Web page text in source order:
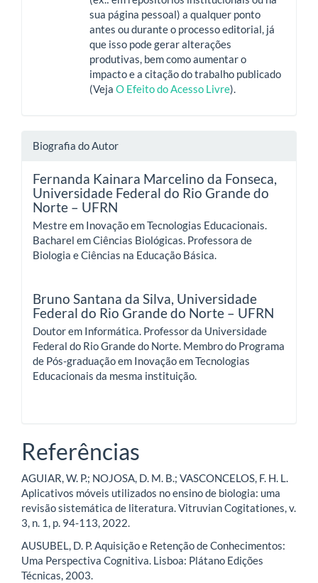
sua página pessoal) a qualquer ponto
antes ou durante o processo editorial, já
que isso pode gerar alterações
produtivas, bem como aumentar o
impacto e a citação do trabalho publicado
(Veja O Efeito do Acesso Livre).
Biografia do Autor
Fernanda Kainara Marcelino da Fonseca,
Universidade Federal do Rio Grande do
Norte – UFRN
Mestre em Inovação em Tecnologias Educacionais.
Bacharel em Ciências Biológicas. Professora de
Biologia e Ciências na Educação Básica.
Bruno Santana da Silva, Universidade
Federal do Rio Grande do Norte – UFRN
Doutor em Informática. Professor da Universidade
Federal do Rio Grande do Norte. Membro do Programa
de Pós-graduação em Inovação em Tecnologias
Educacionais da mesma instituição.
Referências
AGUIAR, W. P.; NOJOSA, D. M. B.; VASCONCELOS, F. H. L.
Aplicativos móveis utilizados no ensino de biologia: uma
revisão sistemática de literatura. Vitruvian Cogitationes, v.
3, n. 1, p. 94-113, 2022.
AUSUBEL, D. P. Aquisição e Retenção de Conhecimentos:
Uma Perspectiva Cognitiva. Lisboa: Plátano Edições
Técnicas, 2003.